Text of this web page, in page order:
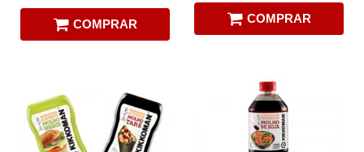
COMPRAR COMPRAR